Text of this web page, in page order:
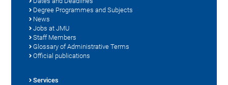
Degree Programmes and Subjects
News
Jobs at JMU
Staff Members
Glossary of Administrative Terms
Official publications
Services